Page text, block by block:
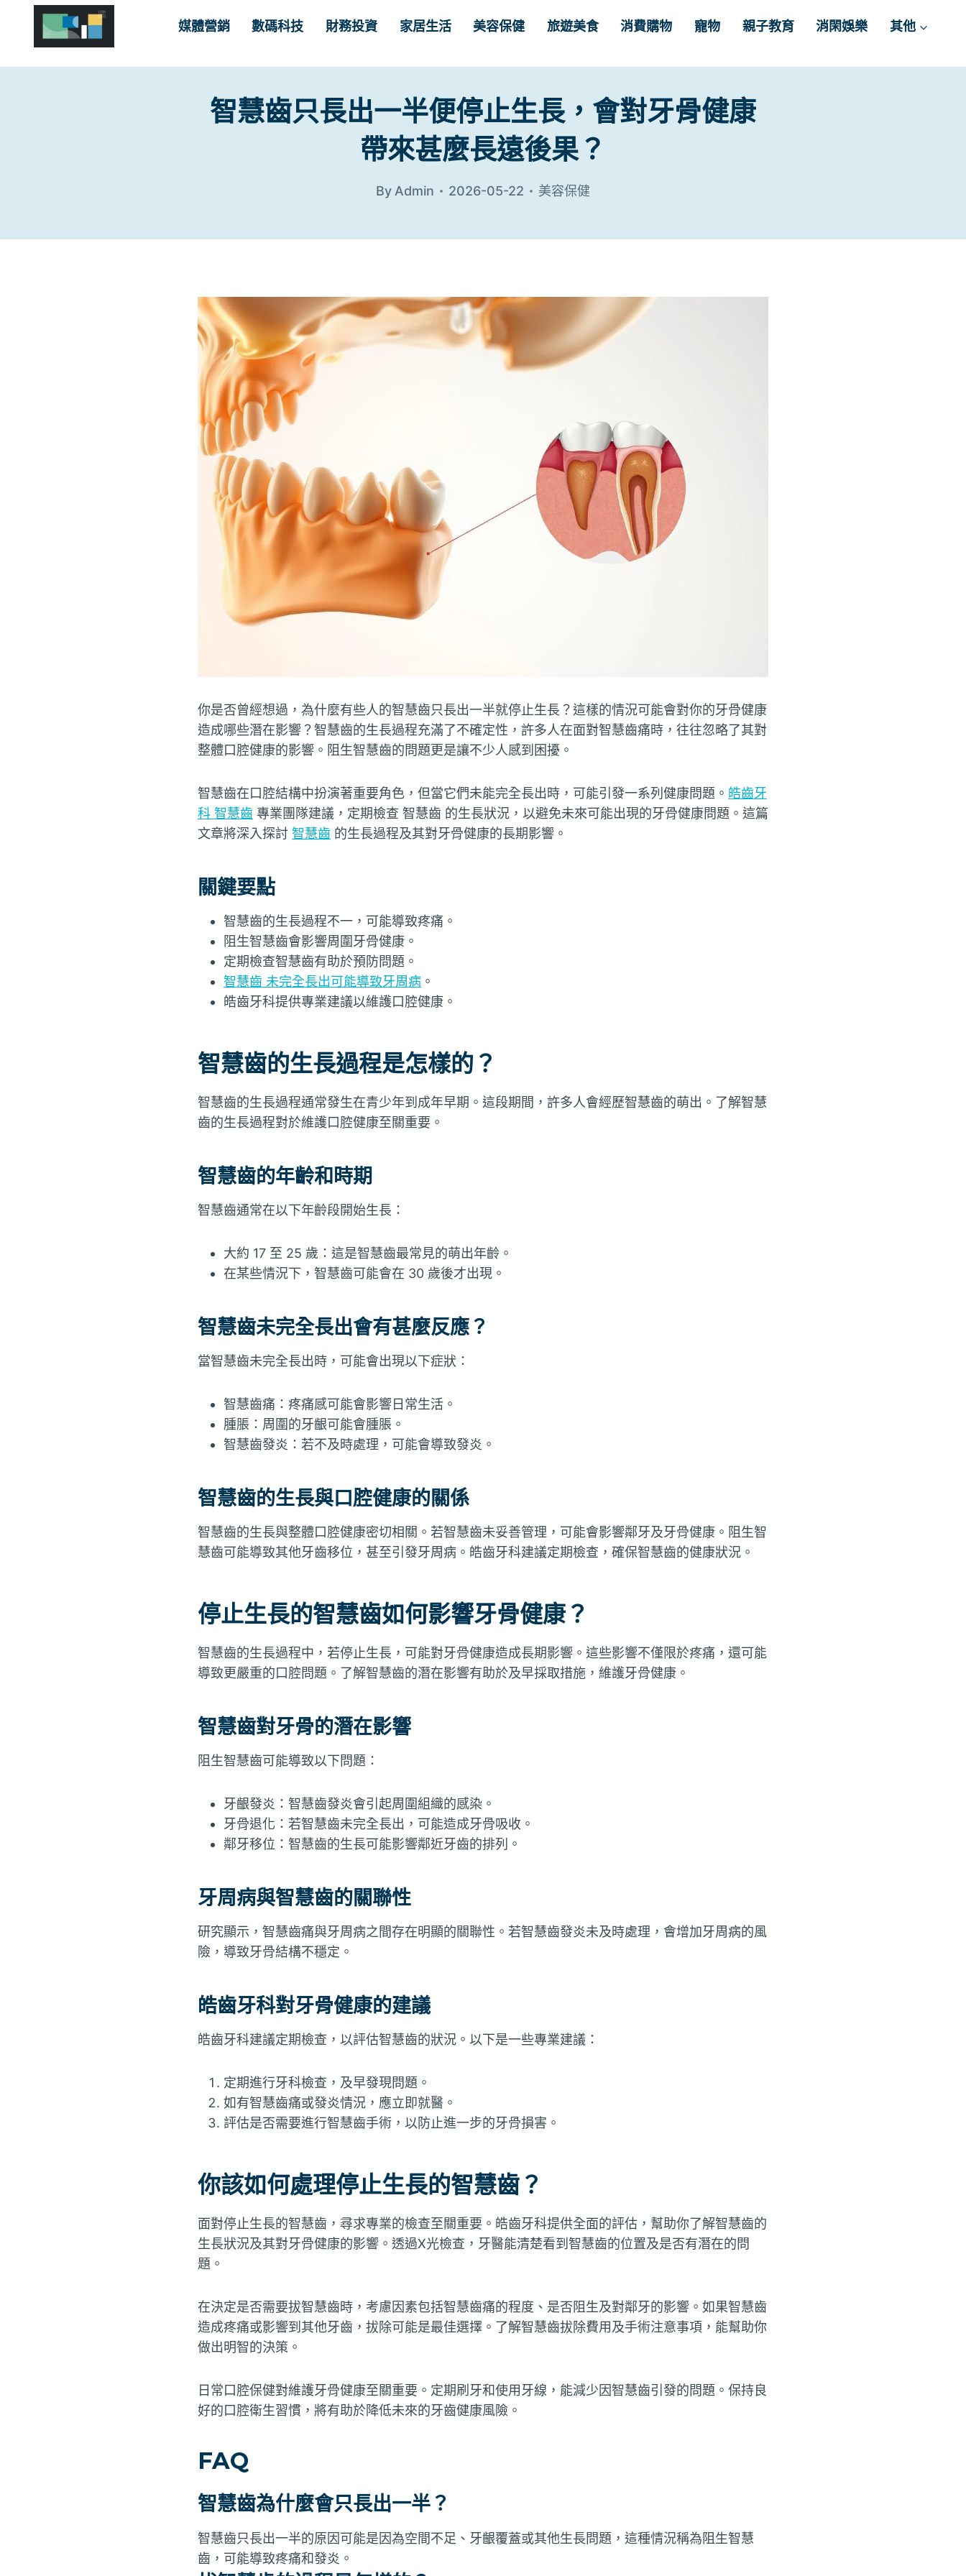
content
媒體營銷 數碼科技 財務投資 家居生活 美容保健 旅遊美食 消費購物 寵物 親子教育 消閑娛樂 其他
智慧齒只長出一半便停止生長，會對牙骨健康
帶來甚麼長遠後果？
By Admin 2026-05-22 美容保健
你是否曾經想過，為什麼有些人的智慧齒只長出一半就停止生長？這樣的情況可能會對你的牙骨健康
造成哪些潛在影響？智慧齒的生長過程充滿了不確定性，許多人在面對智慧齒痛時，往往忽略了其對
整體口腔健康的影響。阻生智慧齒的問題更是讓不少人感到困擾。
智慧齒在口腔結構中扮演著重要角色，但當它們未能完全長出時，可能引發一系列健康問題。 皓齒牙
科 智慧齒 專業團隊建議，定期檢查 智慧齒 的生長狀況，以避免未來可能出現的牙骨健康問題。這篇
文章將深入探討 智慧齒 的生長過程及其對牙骨健康的長期影響。
關鍵要點
智慧齒的生長過程不一，可能導致疼痛。
阻生智慧齒會影響周圍牙骨健康。
定期檢查智慧齒有助於預防問題。
智慧齒 未完全長出可能導致牙周病 。
皓齒牙科提供專業建議以維護口腔健康。
智慧齒的生長過程是怎樣的？
智慧齒的生長過程通常發生在青少年到成年早期。這段期間，許多人會經歷智慧齒的萌出。了解智慧
齒的生長過程對於維護口腔健康至關重要。
智慧齒的年齡和時期
智慧齒通常在以下年齡段開始生長：
大約 17 至 25 歲：這是智慧齒最常見的萌出年齡。
在某些情況下，智慧齒可能會在 30 歲後才出現。
智慧齒未完全長出會有甚麼反應？
當智慧齒未完全長出時，可能會出現以下症狀：
智慧齒痛：疼痛感可能會影響日常生活。
腫脹：周圍的牙齦可能會腫脹。
智慧齒發炎：若不及時處理，可能會導致發炎。
智慧齒的生長與口腔健康的關係
智慧齒的生長與整體口腔健康密切相關。若智慧齒未妥善管理，可能會影響鄰牙及牙骨健康。阻生智
慧齒可能導致其他牙齒移位，甚至引發牙周病。皓齒牙科建議定期檢查，確保智慧齒的健康狀況。
停止生長的智慧齒如何影響牙骨健康？
智慧齒的生長過程中，若停止生長，可能對牙骨健康造成長期影響。這些影響不僅限於疼痛，還可能
導致更嚴重的口腔問題。了解智慧齒的潛在影響有助於及早採取措施，維護牙骨健康。
智慧齒對牙骨的潛在影響
阻生智慧齒可能導致以下問題：
牙齦發炎：智慧齒發炎會引起周圍組織的感染。
牙骨退化：若智慧齒未完全長出，可能造成牙骨吸收。
鄰牙移位：智慧齒的生長可能影響鄰近牙齒的排列。
牙周病與智慧齒的關聯性
研究顯示，智慧齒痛與牙周病之間存在明顯的關聯性。若智慧齒發炎未及時處理，會增加牙周病的風
險，導致牙骨結構不穩定。
皓齒牙科對牙骨健康的建議
皓齒牙科建議定期檢查，以評估智慧齒的狀況。以下是一些專業建議：
定期進行牙科檢查，及早發現問題。
如有智慧齒痛或發炎情況，應立即就醫。
評估是否需要進行智慧齒手術，以防止進一步的牙骨損害。
你該如何處理停止生長的智慧齒？
面對停止生長的智慧齒，尋求專業的檢查至關重要。皓齒牙科提供全面的評估，幫助你了解智慧齒的
生長狀況及其對牙骨健康的影響。透過X光檢查，牙醫能清楚看到智慧齒的位置及是否有潛在的問
題。
在決定是否需要拔智慧齒時，考慮因素包括智慧齒痛的程度、是否阻生及對鄰牙的影響。如果智慧齒
造成疼痛或影響到其他牙齒，拔除可能是最佳選擇。了解智慧齒拔除費用及手術注意事項，能幫助你
做出明智的決策。
日常口腔保健對維護牙骨健康至關重要。定期刷牙和使用牙線，能減少因智慧齒引發的問題。保持良
好的口腔衛生習慣，將有助於降低未來的牙齒健康風險。
FAQ
智慧齒為什麼會只長出一半？
智慧齒只長出一半的原因可能是因為空間不足、牙齦覆蓋或其他生長問題，這種情況稱為阻生智慧
齒，可能導致疼痛和發炎。